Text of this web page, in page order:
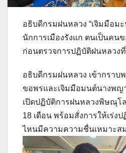
อธิบดีกรมฝนหลวง “เจิมมือม
นักการเมืองรังแก ตนเป็นคน
ก่อนตรวจการปฏิบัติฝนหลว
อธิบดีกรมฝนหลวง เข้ากราบ
ขอพรและเจิมมือมนต์นางพญ
เปิดปฏิบัติการฝนหลวงพิษณุโ
18 เดือน พร้อมสั่งการให้เร่ง
ไหนมีความความชื่นเหมาะส